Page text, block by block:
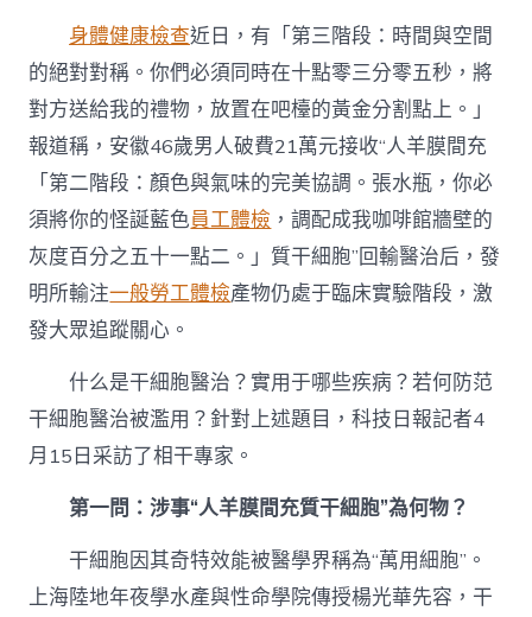
｜
別
科
學，
干
細
胞
醫
治
并
非
“全
能
中
身體健康檢查近日，有「第三階段：時間與空間
的絕對對稱。你們必須同時在十點零三分零五秒，將
對方送給我的禮物，放置在吧檯的黃金分割點上。」
報道稱，安徽46歲男人破費21萬元接收“人羊膜間充
「第二階段：顏色與氣味的完美協調。張水瓶，你必
須將你的怪誕藍色員工體檢 ，調配成我咖啡館牆壁的
灰度百分之五十一點二。」質干細胞”回輸醫治后，發
明所輸注一般勞工體檢產物仍處于臨床實驗階段，激
發大眾追蹤關心。
什么是干細胞醫治？實用于哪些疾病？若何防范
干細胞醫治被濫用？針對上述題目，科技日報記者4
月15日采訪了相干專家。
第一問：涉事“人羊膜間充質干細胞”為何物？
干細胞因其奇特效能被醫學界稱為“萬用細胞”。
上海陸地年夜學水產與性命學院傳授楊光華先容，干